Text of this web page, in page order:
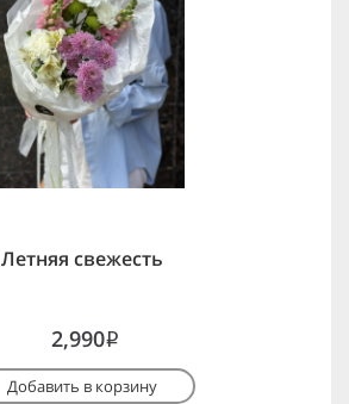
Летняя свежесть
2,990i
Добавить в корзину